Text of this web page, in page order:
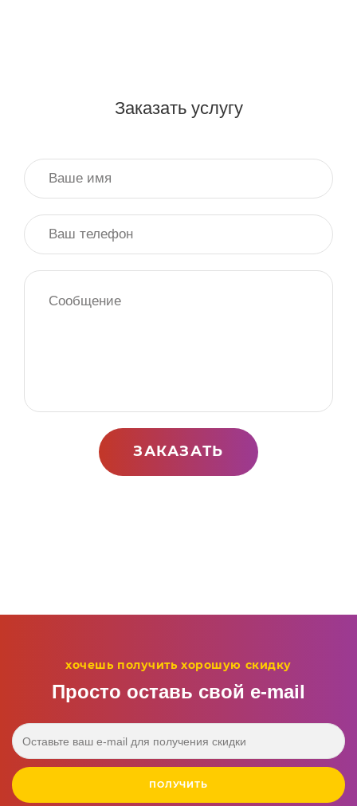
Заказать услугу
ЗАКАЗАТЬ
хочешь получить хорошую скидку
Просто оставь свой e‑mail
ПОЛУЧИТЬ